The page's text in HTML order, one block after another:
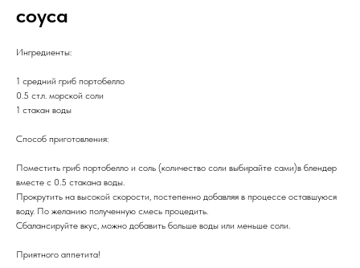
соуса
Ингредиенты:
1 средний гриб портобелло
0.5 ст.л. морской соли
1 стакан воды
Способ приготовления:
Поместить гриб портобелло и соль (количество соли выбирайте сами)в блендер
вместе с 0.5 стакана воды.
Прокрутить на высокой скорости, постепенно добавляя в процессе оставшуюся
воду. По желанию полученную смесь процедить.
Сбалансируйте вкус, можно добавить больше воды или меньше соли.
Приятного аппетита!